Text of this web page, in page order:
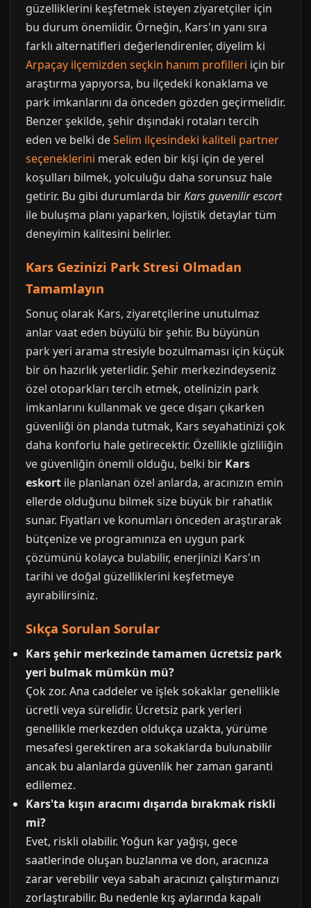
güzelliklerini keşfetmek isteyen ziyaretçiler için
bu durum önemlidir. Örneğin, Kars'ın yanı sıra
farklı alternatifleri değerlendirenler, diyelim ki
Arpaçay ilçemizden seçkin hanım profilleri için bir
araştırma yapıyorsa, bu ilçedeki konaklama ve
park imkanlarını da önceden gözden geçirmelidir.
Benzer şekilde, şehir dışındaki rotaları tercih
eden ve belki deSelim ilçesindeki kaliteli partner
seçeneklerini merak eden bir kişi için de yerel
koşulları bilmek, yolculuğu daha sorunsuz hale
getirir. Bu gibi durumlarda birKars guvenilir escort
ile buluşma planı yaparken, lojistik detaylar tüm
deneyimin kalitesini belirler.
Kars Gezinizi Park Stresi Olmadan
Tamamlayın
Sonuç olarak Kars, ziyaretçilerine unutulmaz
anlar vaat eden büyülü bir şehir. Bu büyünün
park yeri arama stresiyle bozulmaması için küçük
bir ön hazırlık yeterlidir. Şehir merkezindeyseniz
özel otoparkları tercih etmek, otelinizin park
imkanlarını kullanmak ve gece dışarı çıkarken
güvenliği ön planda tutmak, Kars seyahatinizi çok
daha konforlu hale getirecektir. Özellikle gizliliğin
ve güvenliğin önemli olduğu, belki bir Kars
eskort ile planlanan özel anlarda, aracınızın emin
ellerde olduğunu bilmek size büyük bir rahatlık
sunar. Fiyatları ve konumları önceden araştırarak
bütçenize ve programınıza en uygun park
çözümünü kolayca bulabilir, enerjinizi Kars'ın
tarihi ve doğal güzelliklerini keşfetmeye
ayırabilirsiniz.
Sıkça Sorulan Sorular
Kars şehir merkezinde tamamen ücretsiz park
yeri bulmak mümkün mü?
Çok zor. Ana caddeler ve işlek sokaklar genellikle
ücretli veya sürelidir. Ücretsiz park yerleri
genellikle merkezden oldukça uzakta, yürüme
mesafesi gerektiren ara sokaklarda bulunabilir
ancak bu alanlarda güvenlik her zaman garanti
edilemez.
Kars'ta kışın aracımı dışarıda bırakmak riskli
mi?
Evet, riskli olabilir. Yoğun kar yağışı, gece
saatlerinde oluşan buzlanma ve don, aracınıza
zarar verebilir veya sabah aracınızı çalıştırmanızı
zorlaştırabilir. Bu nedenle kış aylarında kapalı